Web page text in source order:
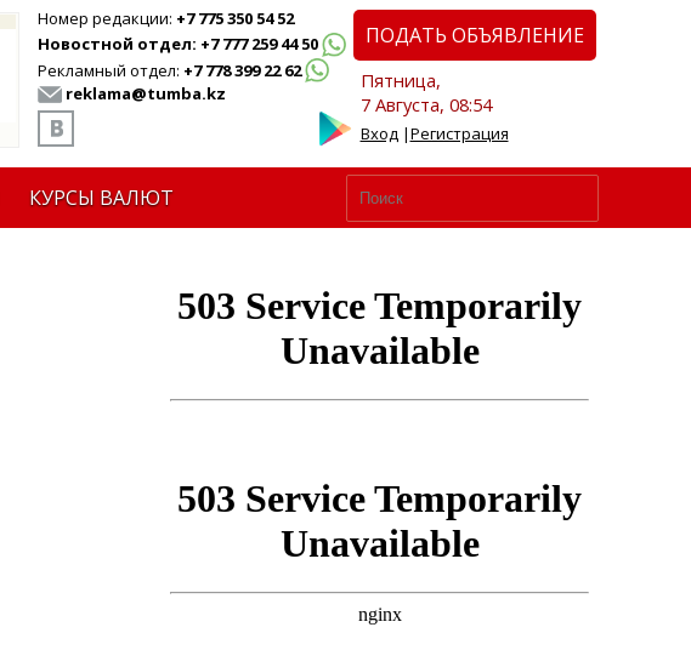
Номер редакции: +7 775 350 54 52
Новостной отдел: +7 777 259 44 50
Рекламный отдел: +7 778 399 22 62
reklama@tumba.kz
ПОДАТЬ ОБЪЯВЛЕНИЕ
Пятница,
7 Августа, 08:54
Вход|Регистрация
КУРСЫ ВАЛЮТ